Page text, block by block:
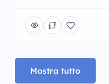
Mostra tutto